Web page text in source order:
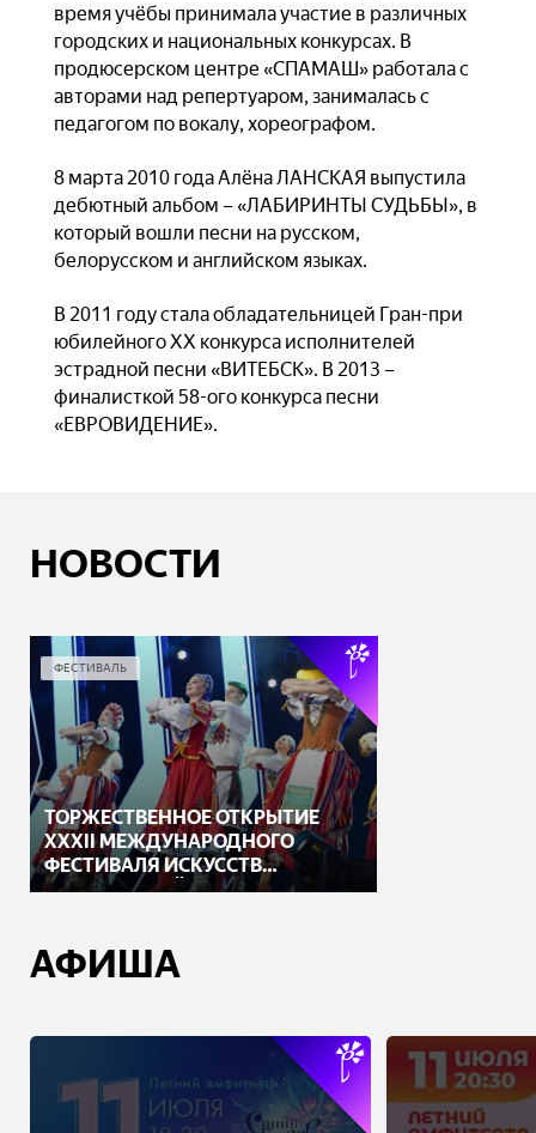
время учёбы принимала участие в различных
городских и национальных конкурсах. В
продюсерском центре «СПАМАШ» работала с
авторами над репертуаром, занималась с
педагогом по вокалу, хореографом.
8 марта 2010 года Алёна ЛАНСКАЯ выпустила
дебютный альбом – «ЛАБИРИНТЫ СУДЬБЫ», в
который вошли песни на русском,
белорусском и английском языках.
В 2011 году стала обладательницей Гран-при
юбилейного ХХ конкурса исполнителей
эстрадной песни «ВИТЕБСК». В 2013 –
финалисткой 58-ого конкурса песни
«ЕВРОВИДЕНИЕ».
НОВОСТИ
ФЕСТИВАЛЬ
ТОРЖЕСТВЕННОЕ ОТКРЫТИЕ
XXXII МЕЖДУНАРОДНОГО
ФЕСТИВАЛЯ ИСКУССТВ
«СЛАВЯНСКИЙ БАЗАР В
АФИША